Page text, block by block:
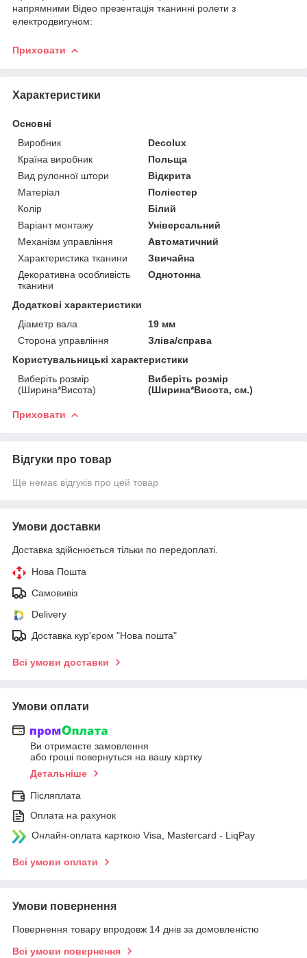
напрямними Відео презентація тканинні ролети з
електродвигуном:
Приховати
Характеристики
Основні
Виробник
Decolux
Країна виробник
Польща
Вид рулонної штори
Відкрита
Матеріал
Поліестер
Колір
Білий
Варіант монтажу
Універсальний
Механізм управління
Автоматичний
Характеристика тканини
Звичайна
Декоративна особливість
тканини
Однотонна
Додаткові характеристики
Діаметр вала
19 мм
Сторона управління
Зліва/справа
Користувальницькі характеристики
Виберіть розмір
(Ширина*Висота)
Виберіть розмір
(Ширина*Висота, см.)
Приховати
Відгуки про товар
Ще немає відгуків про цей товар
Умови доставки
Доставка здійснюється тільки по передоплаті.
Нова Пошта
Самовивіз
Delivery
Доставка кур'єром "Нова пошта"
Всі умови доставки
Умови оплати
Ви отримаєте замовлення
або гроші повернуться на вашу картку
Детальніше
Післяплата
Оплата на рахунок
Онлайн-оплата карткою Visa, Mastercard - LiqPay
Всі умови оплати
Умови повернення
Повернення товару впродовж 14 днів за домовленістю
Всі умови повернення